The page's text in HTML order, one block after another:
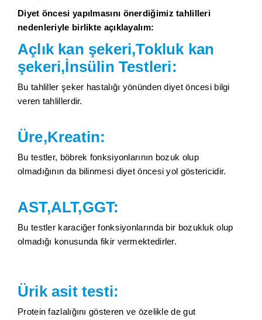
Diyet öncesi yapılmasını önerdiğimiz tahlilleri
nedenleriyle birlikte açıklayalım:
Açlık kan şekeri,Tokluk kan
şekeri,İnsülin Testleri:
Bu tahliller şeker hastalığı yönünden diyet öncesi bilgi
veren tahlillerdir.
Üre,Kreatin:
Bu testler, böbrek fonksiyonlarının bozuk olup
olmadığının da bilinmesi diyet öncesi yol göstericidir.
AST,ALT,GGT:
Bu testler karaciğer fonksiyonlarında bir bozukluk olup
olmadığı konusunda fikir vermektedirler.
Ürik asit testi:
Protein fazlalığını gösteren ve özelikle de gut